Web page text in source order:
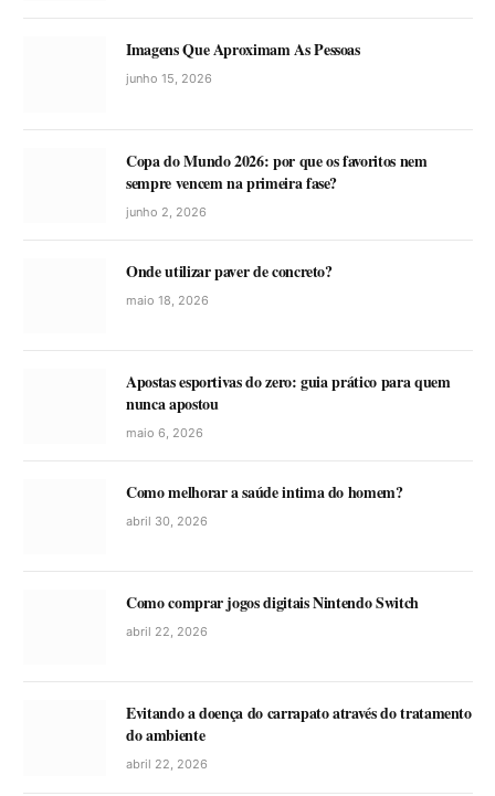
Imagens Que Aproximam As Pessoas
junho 15, 2026
Copa do Mundo 2026: por que os favoritos nem
sempre vencem na primeira fase?
junho 2, 2026
Onde utilizar paver de concreto?
maio 18, 2026
Apostas esportivas do zero: guia prático para quem
nunca apostou
maio 6, 2026
Como melhorar a saúde intima do homem?
abril 30, 2026
Como comprar jogos digitais Nintendo Switch
abril 22, 2026
Evitando a doença do carrapato através do tratamento
do ambiente
abril 22, 2026